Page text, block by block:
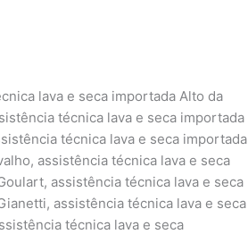
lava e seca importada Alto da
técnica lava e seca importada
técnica lava e seca importada
assistência técnica lava e seca
assistência técnica lava e seca
assistência técnica lava e seca
técnica lava e seca